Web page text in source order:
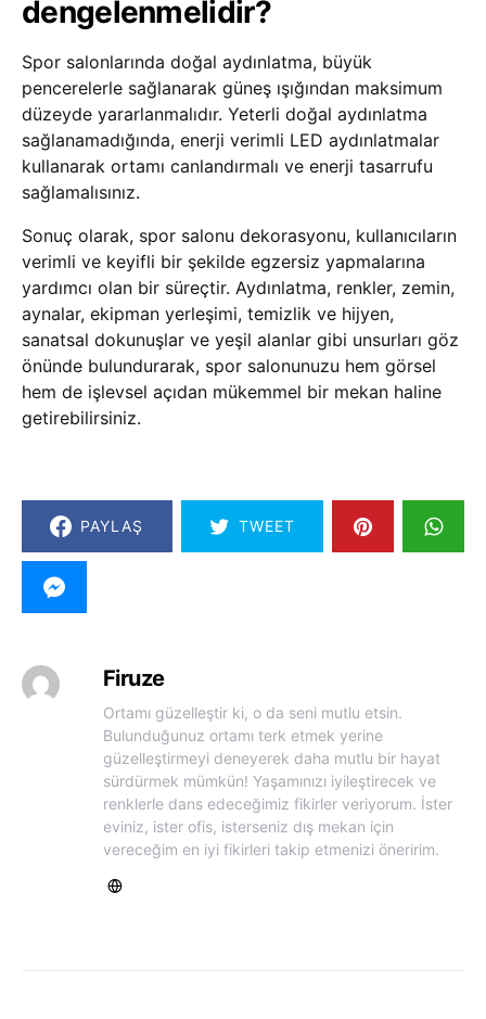
dengelenmelidir?
Spor salonlarında doğal aydınlatma, büyük
pencerelerle sağlanarak güneş ışığından maksimum
düzeyde yararlanmalıdır. Yeterli doğal aydınlatma
sağlanamadığında, enerji verimli LED aydınlatmalar
kullanarak ortamı canlandırmalı ve enerji tasarrufu
sağlamalısınız.
Sonuç olarak, spor salonu dekorasyonu, kullanıcıların
verimli ve keyifli bir şekilde egzersiz yapmalarına
yardımcı olan bir süreçtir. Aydınlatma, renkler, zemin,
aynalar, ekipman yerleşimi, temizlik ve hijyen,
sanatsal dokunuşlar ve yeşil alanlar gibi unsurları göz
önünde bulundurarak, spor salonunuzu hem görsel
hem de işlevsel açıdan mükemmel bir mekan haline
getirebilirsiniz.
PAYLAŞ TWEET
Firuze
Ortamı güzelleştir ki, o da seni mutlu etsin.
Bulunduğunuz ortamı terk etmek yerine
güzelleştirmeyi deneyerek daha mutlu bir hayat
sürdürmek mümkün! Yaşamınızı iyileştirecek ve
renklerle dans edeceğimiz fikirler veriyorum. İster
eviniz, ister ofis, isterseniz dış mekan için
vereceğim en iyi fikirleri takip etmenizi öneririm.